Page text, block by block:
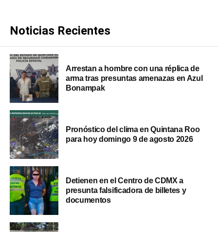
Noticias Recientes
Arrestan a hombre con una réplica de
arma tras presuntas amenazas en Azul
Bonampak
Pronóstico del clima en Quintana Roo
para hoy domingo 9 de agosto 2026
Detienen en el Centro de CDMX a
presunta falsificadora de billetes y
documentos